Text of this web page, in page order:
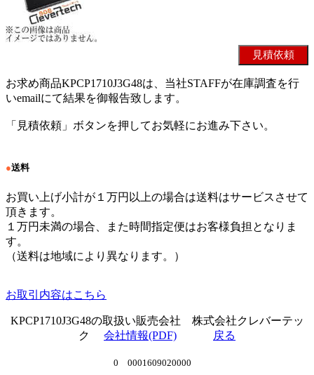
お求め商品KPCP1710J3G48は、当社STAFFが在庫調査を行
いemailにて結果を御報告致します。
「見積依頼」ボタンを押してお気軽にお進み下さい。
●送料
お買い上げ小計が１万円以上の場合は送料はサービスさせて
頂きます。
１万円未満の場合、また時間指定便はお客様負担となりま
す。
（送料は地域により異なります。）
お取引内容はこちら
KPCP1710J3G48の取扱い販売会社 株式会社クレバーテッ
ク 会社情報(PDF) 戻る
0 0001609020000